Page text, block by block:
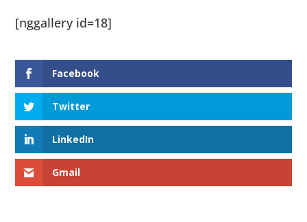
[nggallery id=18]
Facebook
Twitter
LinkedIn
Gmail